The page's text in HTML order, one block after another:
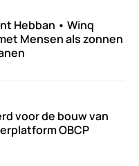
Hebban • Winq
Mensen als zonnen
voor de bouw van
OBCP